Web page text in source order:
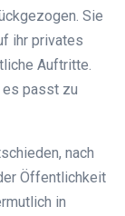
Sie
ihr privates
Auftritte.
es passt zu
nach
Öffentlichkeit
in